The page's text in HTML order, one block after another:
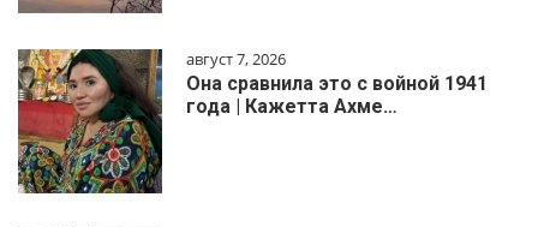
август 7, 2026
Она сравнила это с войной 1941
года | Кажетта Ахме…